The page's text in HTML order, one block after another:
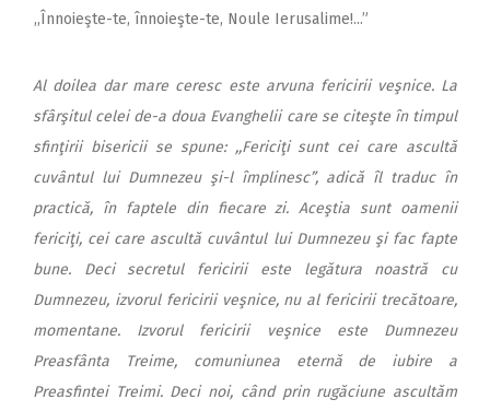
,,Înnoieşte-te, înnoieşte-te, Noule Ierusalime!...”
Al doilea dar mare ceresc este arvuna fericirii veşnice. La
sfârşitul celei de-a doua Evanghelii care se citeşte în timpul
sfinţirii bisericii se spune: ,,Fericiţi sunt cei care ascultă
cuvântul lui Dumnezeu şi-l împlinesc”, adică îl traduc în
practică, în faptele din fiecare zi. Aceştia sunt oamenii
fericiţi, cei care ascultă cuvântul lui Dumnezeu şi fac fapte
bune. Deci secretul fericirii este legătura noastră cu
Dumnezeu, izvorul fericirii veşnice, nu al fericirii trecătoare,
momentane. Izvorul fericirii veşnice este Dumnezeu
Preasfânta Treime, comuniunea eternă de iubire a
Preasfintei Treimi. Deci noi, când prin rugăciune ascultăm